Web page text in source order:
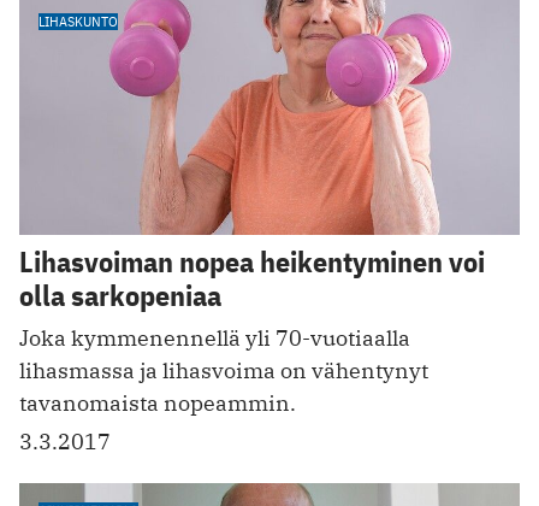
LIHASKUNTO
Lihasvoiman nopea heikentyminen voi
olla sarkopeniaa
Joka kymmenennellä yli 70-vuotiaalla
lihasmassa ja lihasvoima on vähentynyt
tavanomaista nopeammin.
3.3.2017